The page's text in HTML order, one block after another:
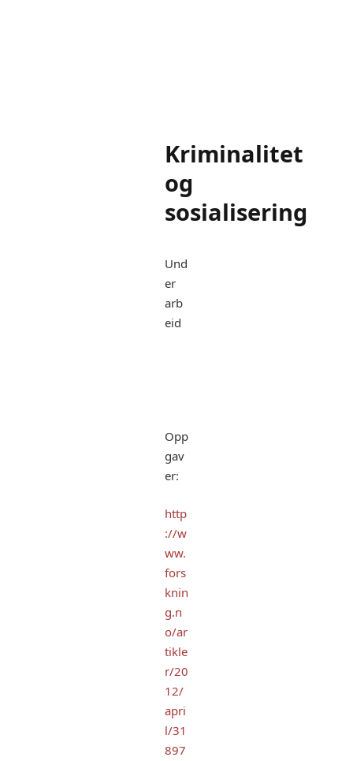
Kriminalitet
og
sosialisering
Und
er
arb
eid
Opp
gav
er:
http
://w
ww.
fors
knin
g.n
o/ar
tikle
r/20
12/
apri
l/31
897